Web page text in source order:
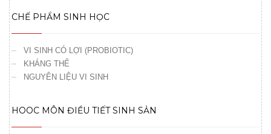
CHẾ PHẨM SINH HỌC
VI SINH CÓ LỢI (PROBIOTIC)
KHÁNG THỂ
NGUYÊN LIỆU VI SINH
HOOC MÔN ĐIỀU TIẾT SINH SẢN